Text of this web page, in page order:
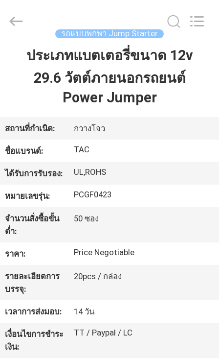
วิดีโอ
เกี่ยว
กับ
เรา
ทัวร์
โรงงาน
ควบคุม
คุณภาพ
Guang
Zhou
รถแบบพกพา Jump Starter
ประเภทแบตเตอรี่ขนาด 12v
29.6 วัตต์ภายนอกรถยนต์
Power Jumper
สถานที่กำเนิด: กวางโจว
ชื่อแบรนด์: TAC
ได้รับการรับรอง: UL,ROHS
หมายเลขรุ่น: PCGF0423
จำนวนสั่งซื้อขั้น
ต่ำ:
50 ซอง
ราคา: Price Negotiable
รายละเอียดการ
บรรจุ:
20pcs / กล่อง
เวลาการส่งมอบ: 14 วัน
เงื่อนไขการชำระ
เงิน:
TT / Paypal / LC